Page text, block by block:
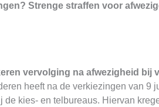
Strenge straffen voor
vervolging na afwezigheid bij
heeft na de verkiezingen van
de kies- en telbureaus. Hiervan